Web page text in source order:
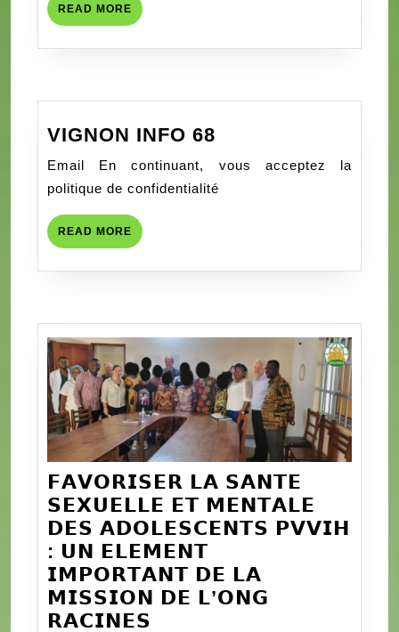
READ MORE READ
MORE
VIGNON INFO 68
68
Email En continuant, vous acceptez la
politique de confidentialité
READ MORE READ
MORE
𝗙𝗔𝗩𝗢𝗥𝗜𝗦𝗘𝗥 𝗟𝗔 𝗦𝗔𝗡𝗧𝗘
𝗦𝗘𝗫𝗨𝗘𝗟𝗟𝗘 𝗘𝗧 𝗠𝗘𝗡𝗧𝗔𝗟𝗘
𝗗𝗘𝗦 𝗔𝗗𝗢𝗟𝗘𝗦𝗖𝗘𝗡𝗧𝗦 𝗣𝗩𝗩𝗜𝗛
: 𝗨𝗡 𝗘𝗟𝗘𝗠𝗘𝗡𝗧
𝗜𝗠𝗣𝗢𝗥𝗧𝗔𝗡𝗧 𝗗𝗘 𝗟𝗔
𝗠𝗜𝗦𝗦𝗜𝗢𝗡 𝗗𝗘 𝗟’𝗢𝗡𝗚
𝗥𝗔𝗖𝗜𝗡𝗘𝗦